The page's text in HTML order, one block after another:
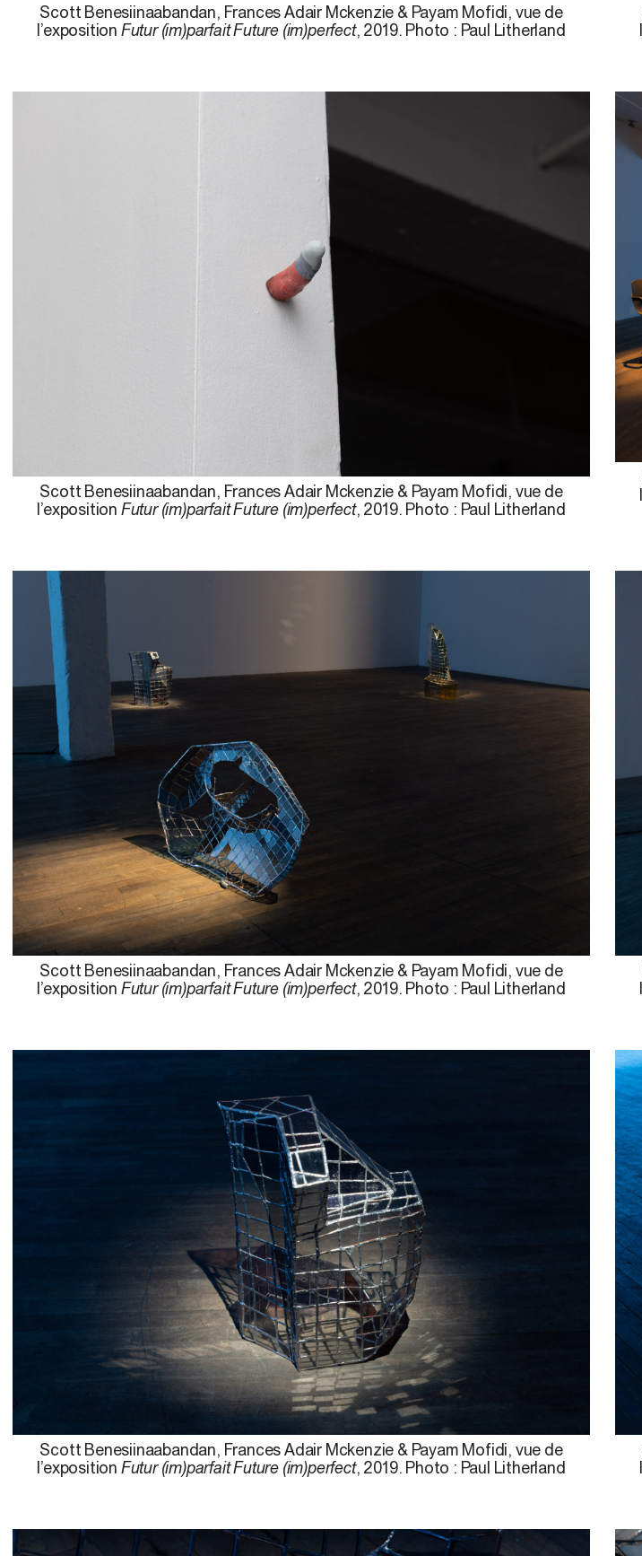
Scott Benesiinaabandan, Frances Adair Mckenzie & Payam Mofidi, vue de
l’exposition Futur (im)parfait Future (im)perfect, 2019. Photo : Paul Litherland
Scott Benesiinaabandan, Frances Adair Mckenzie & Payam Mofidi, vue de
l’exposition Futur (im)parfait Future (im)perfect, 2019. Photo : Paul Litherland
Scott Benesiinaabandan, Frances Adair Mckenzie & Payam Mofidi, vue de
l’exposition Futur (im)parfait Future (im)perfect, 2019. Photo : Paul Litherland
Scott Benesiinaabandan, Frances Adair Mckenzie & Payam Mofidi, vue de
l’exposition Futur (im)parfait Future (im)perfect, 2019. Photo : Paul Litherland